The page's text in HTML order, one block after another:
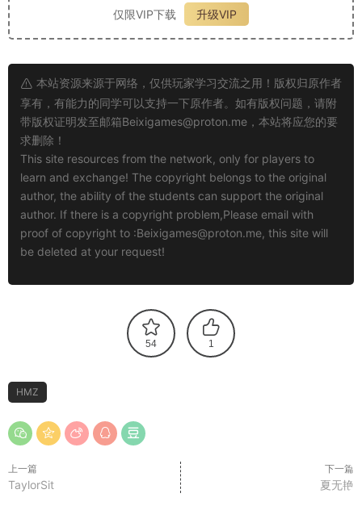
仅限VIP下载
升级VIP
本站资源来源于网络，仅供玩家学习交流之用！版权归原作者
享有，有能力的同学可以支持一下原作者。如有版权问题，请附
带版权证明发至邮箱Beixigames@proton.me ，本站将应您的要
求删除！
This site resources from the network, only for players to
learn and exchange! The copyright belongs to the original
author, the ability of the students can support the original
author. If there is a copyright problem,Please email with
proof of copyright to :Beixigames@proton.me, this site will
be deleted at your request!
54 1
HMZ
上一篇
TaylorSit
下一篇
夏无艳